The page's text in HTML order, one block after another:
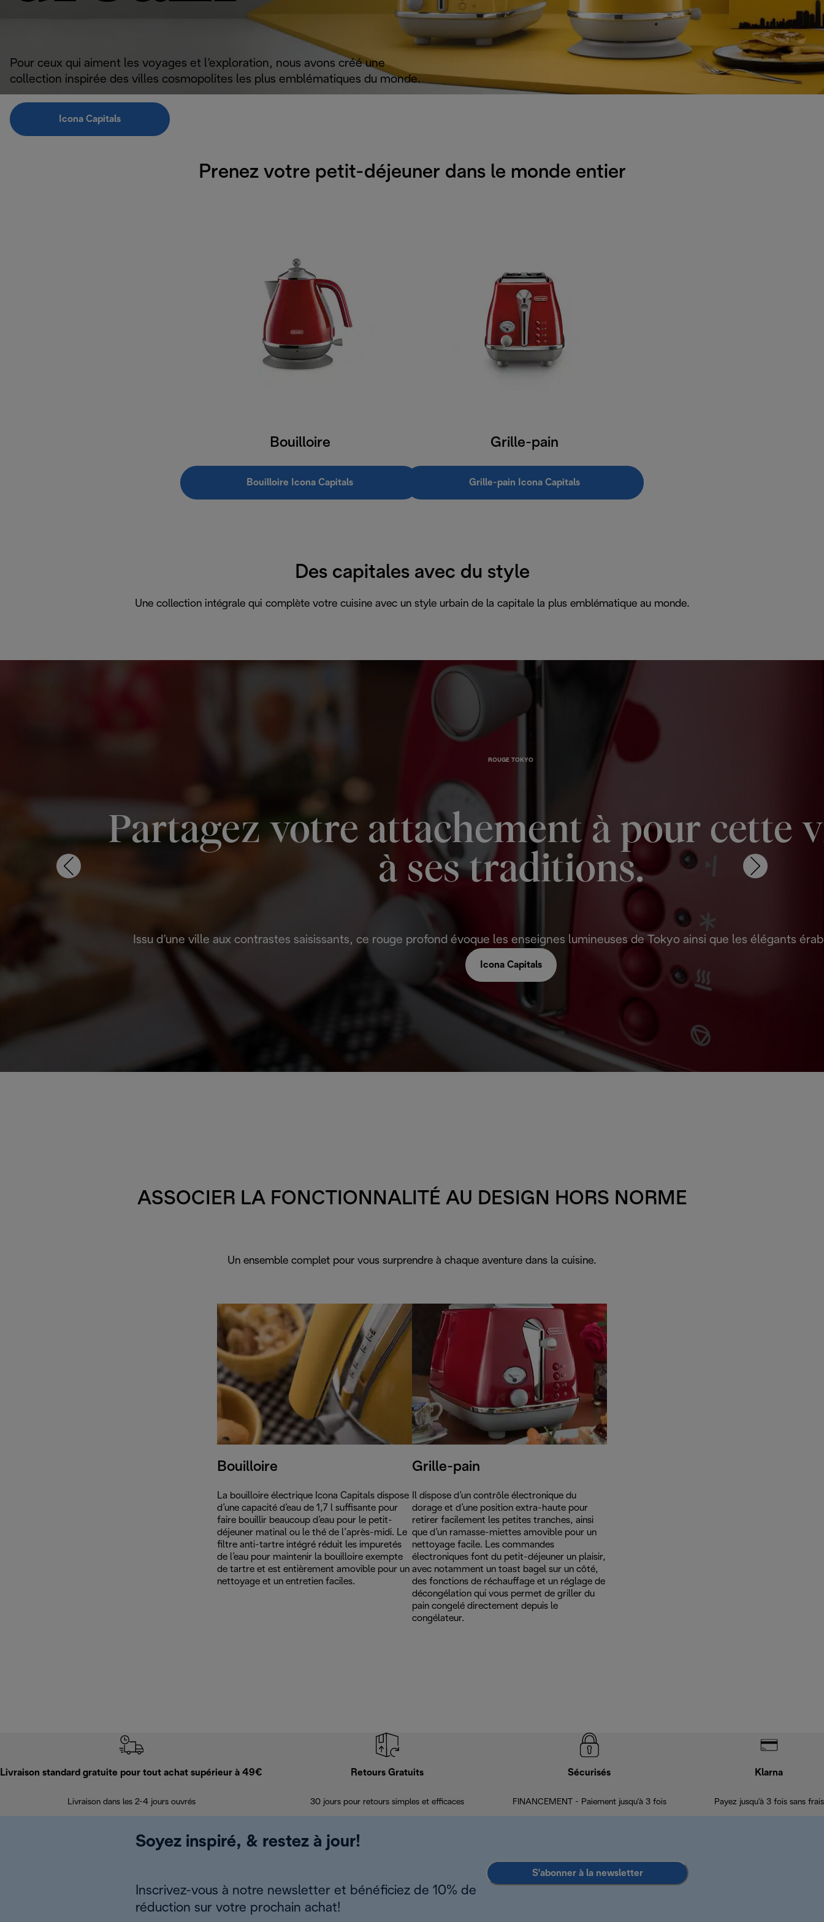
Pour ceux qui aiment les voyages et l’exploration, nous avons créé une
collection inspirée des villes cosmopolites les plus emblématiques du monde.
Icona Capitals
Prenez votre petit-déjeuner dans le monde entier
Bouilloire
Bouilloire Icona Capitals
Grille-pain
Grille-pain Icona Capitals
Des capitales avec du style
Une collection intégrale qui complète votre cuisine avec un style urbain de la capitale la plus emblématique au monde.
ROUGE TOKYO
Partagez votre attachement à pour cette
à ses traditions.
Issu d’une ville aux contrastes saisissants, ce rouge profond évoque les enseignes lumineuses de Tokyo ainsi que les élégants
Icona Capitals
ASSOCIER LA FONCTIONNALITÉ AU DESIGN HORS NORME
Un ensemble complet pour vous surprendre à chaque aventure dans la cuisine.
Bouilloire
La bouilloire électrique Icona Capitals dispose
d’une capacité d’eau de 1,7 l suffisante pour
faire bouillir beaucoup d’eau pour le petit-
déjeuner matinal ou le thé de l’après-midi. Le
filtre anti-tartre intégré réduit les impuretés
de l’eau pour maintenir la bouilloire exempte
de tartre et est entièrement amovible pour un
nettoyage et un entretien faciles.
Grille-pain
Il dispose d’un contrôle électronique du
dorage et d’une position extra-haute pour
retirer facilement les petites tranches, ainsi
que d’un ramasse-miettes amovible pour un
nettoyage facile. Les commandes
électroniques font du petit-déjeuner un plaisir,
avec notamment un toast bagel sur un côté,
des fonctions de réchauffage et un réglage de
décongélation qui vous permet de griller du
pain congelé directement depuis le
congélateur.
Livraison standard gratuite pour tout achat supérieur à 49€
Livraison dans les 2-4 jours ouvrés
Retours Gratuits
30 jours pour retours simples et efficaces
Sécurisés
FINANCEMENT - Paiement jusqu'à 3 fois
Klarna
Payez jusqu'à 3 fois sans frais
Soyez inspiré, & restez à jour!
Inscrivez-vous à notre newsletter et bénéficiez de 10% de
réduction sur votre prochain achat!
S'abonner à la newsletter